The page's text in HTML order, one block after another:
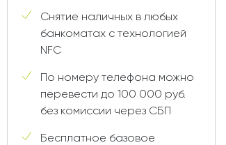
Снятие наличных в любых
банкоматах с технологией
NFC
По номеру телефона можно
перевести до 100 000 руб.
без комиссии через СБП
Бесплатное базовое